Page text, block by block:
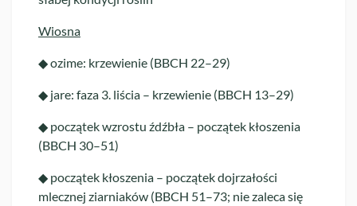
Wiosna
◆ ozime: krzewienie (BBCH 22–29)
◆ jare: faza 3. liścia – krzewienie (BBCH 13–29)
◆ początek wzrostu źdźbła – początek kłoszenia
(BBCH 30–51)
◆ początek kłoszenia – początek dojrzałości
mlecznej ziarniaków (BBCH 51–73; nie zaleca się